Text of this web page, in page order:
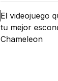
El videojuego
tu mejor
Chameleon